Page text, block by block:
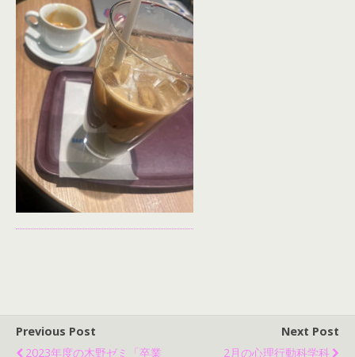
Previous Post
2023年度の木野ゼミ「卒業
Next Post
2月の心理行動科学科